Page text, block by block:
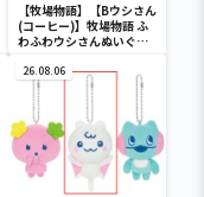
【牧場物語】【Bウシさん
(コーヒー)】牧場物語 ふ
わふわウシさんぬいぐる
26.08.06